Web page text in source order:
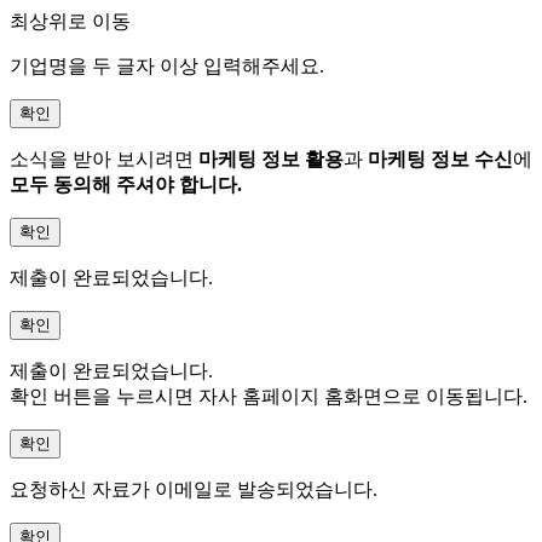
최상위로 이동
기업명을 두 글자 이상 입력해주세요.
확인
소식을 받아 보시려면 마케팅 정보 활용과 마케팅 정보 수신에
모두 동의해 주셔야 합니다.
확인
제출이 완료되었습니다.
확인
제출이 완료되었습니다.
확인 버튼을 누르시면 자사 홈페이지 홈화면으로 이동됩니다.
확인
요청하신 자료가 이메일로 발송되었습니다.
확인